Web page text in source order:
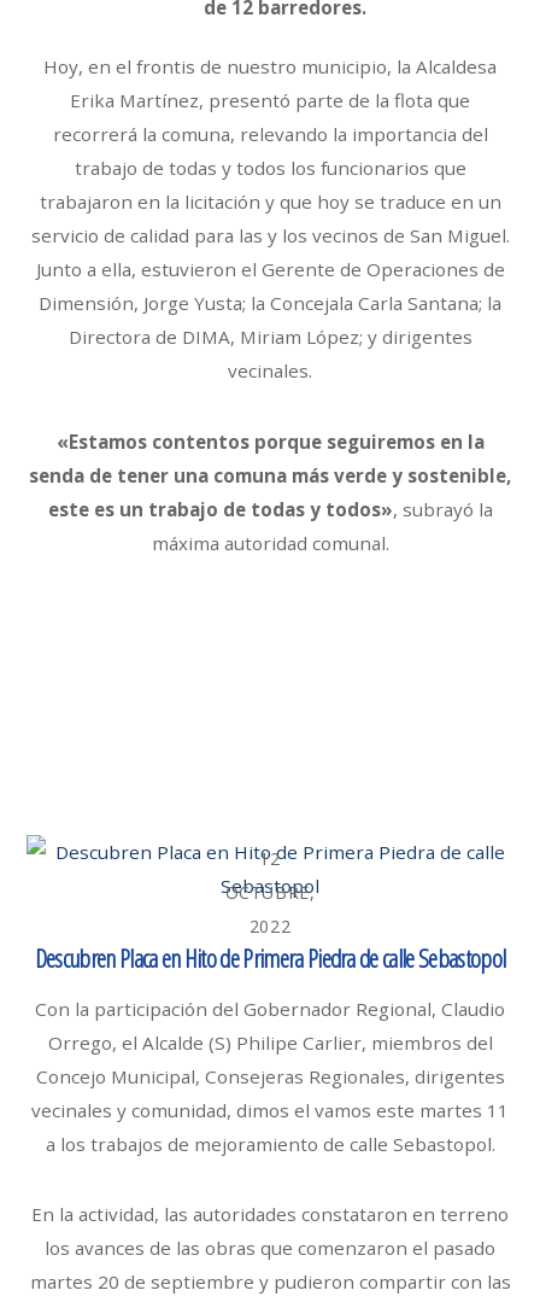
de 12 barredores.
Hoy, en el frontis de nuestro municipio, la Alcaldesa
Erika Martínez, presentó parte de la flota que
recorrerá la comuna, relevando la importancia del
trabajo de todas y todos los funcionarios que
trabajaron en la licitación y que hoy se traduce en un
servicio de calidad para las y los vecinos de San Miguel.
Junto a ella, estuvieron el Gerente de Operaciones de
Dimensión, Jorge Yusta; la Concejala Carla Santana; la
Directora de DIMA, Miriam López; y dirigentes
vecinales.
«Estamos contentos porque seguiremos en la
senda de tener una comuna más verde y sostenible,
este es un trabajo de todas y todos», subrayó la
máxima autoridad comunal.
12
OCTUBRE,
2022
Descubren Placa en Hito de Primera Piedra de calle Sebastopol
Con la participación del Gobernador Regional, Claudio
Orrego, el Alcalde (S) Philipe Carlier, miembros del
Concejo Municipal, Consejeras Regionales, dirigentes
vecinales y comunidad, dimos el vamos este martes 11
a los trabajos de mejoramiento de calle Sebastopol.
En la actividad, las autoridades constataron en terreno
los avances de las obras que comenzaron el pasado
martes 20 de septiembre y pudieron compartir con las